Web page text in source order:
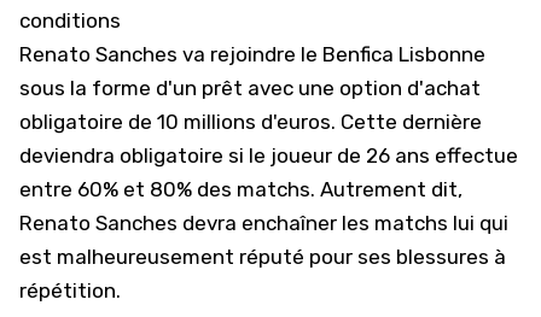
conditions
Renato Sanches va rejoindre le Benfica Lisbonne
sous la forme d'un prêt avec une option d'achat
obligatoire de 10 millions d'euros. Cette dernière
deviendra obligatoire si le joueur de 26 ans effectue
entre 60% et 80% des matchs. Autrement dit,
Renato Sanches devra enchaîner les matchs lui qui
est malheureusement réputé pour ses blessures à
répétition.